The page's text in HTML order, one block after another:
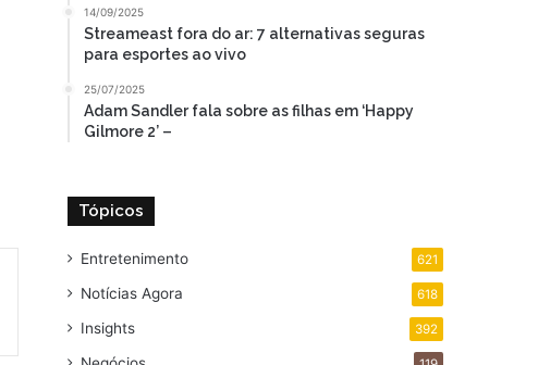
14/09/2025
Streameast fora do ar: 7 alternativas seguras
para esportes ao vivo
25/07/2025
Adam Sandler fala sobre as filhas em ‘Happy
Gilmore 2’ –
Tópicos
Entretenimento 621
Notícias Agora 618
Insights 392